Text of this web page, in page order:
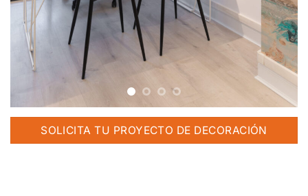
SOLICITA TU PROYECTO DE DECORACIÓN